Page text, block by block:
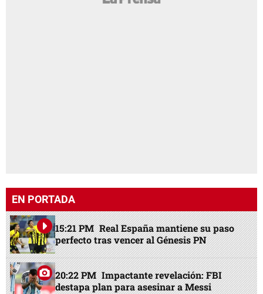
EN PORTADA
15:21 PM Real España mantiene su paso
perfecto tras vencer al Génesis PN
20:22 PM Impactante revelación: FBI
destapa plan para asesinar a Messi